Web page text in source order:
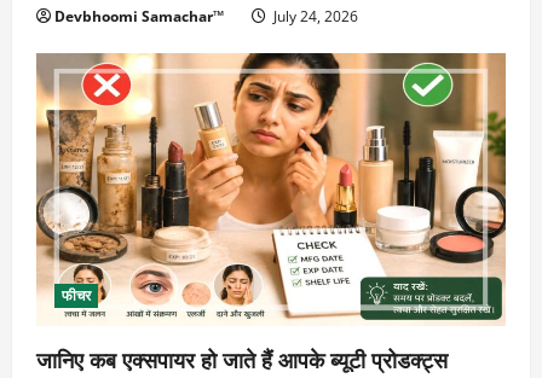
Devbhoomi Samachar™ July 24, 2026
फीचर
जानिए कब एक्सपायर हो जाते हैं आपके ब्यूटी प्रोडक्ट्स